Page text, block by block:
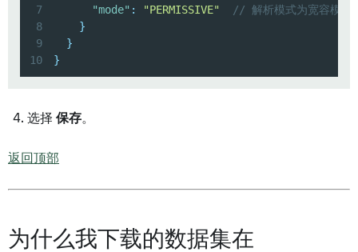
7
"mode" : "PERMISSIVE"
// 解析模式为宽容模式
8
}
9
}
10
}
选择 保存。
返回顶部
为什么我下载的数据集在